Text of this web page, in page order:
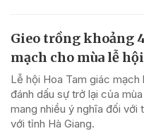
Gieo trồng khoảng
mạch cho mùa lễ
Lễ hội Hoa Tam giác mạch
đánh dấu sự trở lại của
mang nhiều ý nghĩa đối với
với tỉnh Hà Giang.